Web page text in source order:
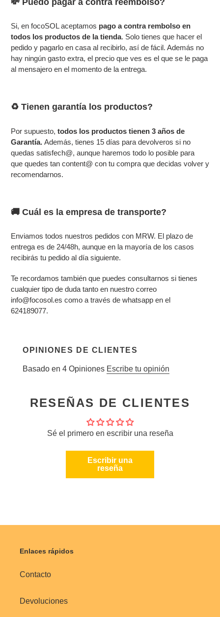
Si, en focoSOL aceptamos pago a contra rembolso en
todos los productos de la tienda. Solo tienes que hacer el
pedido y pagarlo en casa al recibirlo, así de fácil. Además no
hay ningún gasto extra, el precio que ves es el que se le paga
al mensajero en el momento de la entrega.
♻️ Tienen garantía los productos?
Por supuesto, todos los productos tienen 3 años de
Garantía. Además, tienes 15 días para devolveros si no
quedas satisfech@, aunque haremos todo lo posible para
que quedes tan content@ con tu compra que decidas volver y
recomendarnos.
🚚 Cuál es la empresa de transporte?
Enviamos todos nuestros pedidos con MRW. El plazo de
entrega es de 24/48h, aunque en la mayoría de los casos
recibirás tu pedido al día siguiente.
Te recordamos también que puedes consultarnos si tienes
cualquier tipo de duda tanto en nuestro correo
info@focosol.es como a través de whatsapp en el
624189077.
OPINIONES DE CLIENTES
Basado en 4 Opiniones Escribe tu opinión
RESEÑAS DE CLIENTES
Sé el primero en escribir una reseña
Escribir una
reseña
Enlaces rápidos
Contacto
Devoluciones